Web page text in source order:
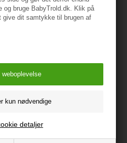
og bruge BabyTrold.dk. Klik på
give dit samtykke til brugen af
detaljer
HUTTEliHUT - Balaclava Ears